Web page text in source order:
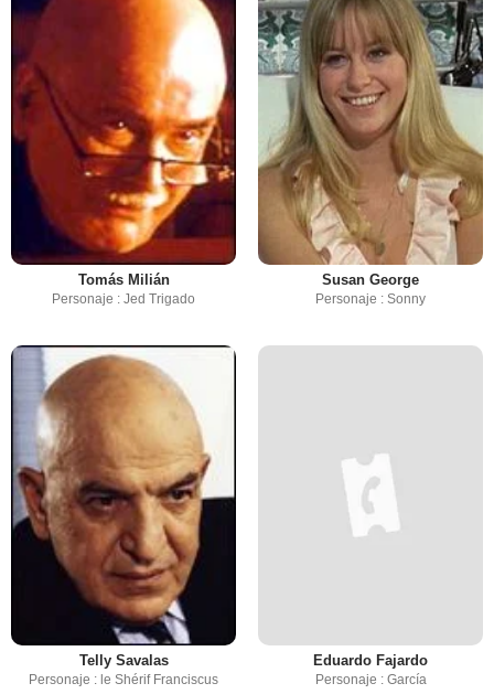
Tomás Milián
Personaje : Jed Trigado
Susan George
Personaje : Sonny
Telly Savalas
Personaje : le Shérif Franciscus
Eduardo Fajardo
Personaje : García